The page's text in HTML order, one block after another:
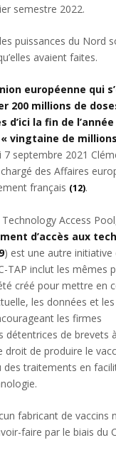
semestre 2022.
puissances du Nord
avaient faites.
européenne qui
200 millions de
d’ici la fin de l’année
« vingtaine de
7 septembre 2021
des Affaires
français (12).
Technology Access
d’accès aux
) est une autre initiative
TAP inclut les mêmes
créé pour mettre en
les données et
les firmes
détentrices de brevets
droit de produire le
des traitements en
fabricant de vaccins
faire par le biais du